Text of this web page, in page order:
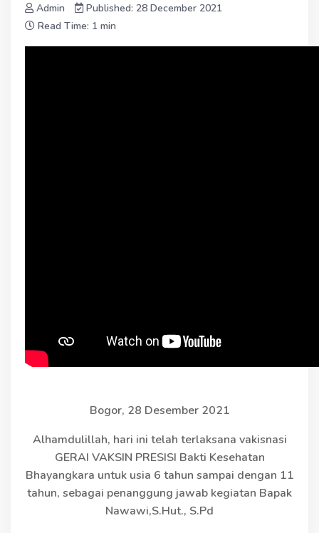
Admin
Published: 28 December 2021
Read Time: 1 min
Bogor, 28 Desember 2021
Alhamdulillah, hari ini telah terlaksana vakisnasi
GERAI VAKSIN PRESISI Bakti Kesehatan
Bhayangkara untuk usia 6 tahun sampai dengan 11
tahun, sebagai penanggung jawab kegiatan Bapak
Nawawi,S.Hut., S.Pd